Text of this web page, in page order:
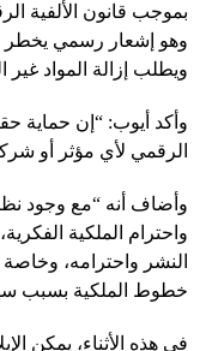
وهو إشعار رسمي يخطر
ويطلب إزالة المواد غير
وأكد أيوب: “إن حماية
الرقمي لأي مؤثر أو
وأضاف أنه “مع وجود
واحترام الملكية
النشر واحترامه،
خطوط الملكية بسبب
في هذه الأثناء، يمكن